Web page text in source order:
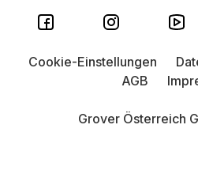
Grover Österreich
Cookie-Einstellungen
AGB